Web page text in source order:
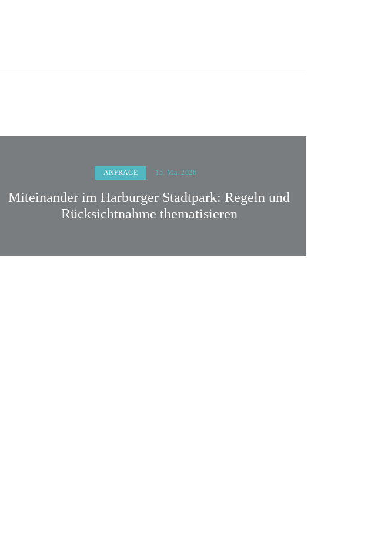
ANFRAGE 15. Mai 2026
Miteinander im Harburger Stadtpark: Regeln und
Rücksichtnahme thematisieren